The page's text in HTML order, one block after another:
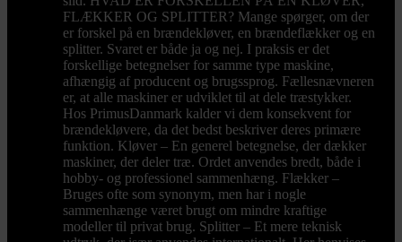
FLÆKKER OG SPLITTER? Mange spørger, om der
er forskel på en brændekløver, en brændeflækker og en
splitter. Svaret er både ja og nej. I praksis er det
forskellige betegnelser for samme type maskine,
afhængig af producent og brugssprog. Fællesnævneren
er, at alle maskiner er udviklet til at dele træstykker.
Hos PrimusDanmark kalder vi dem konsekvent for
brændekløvere, da det bedst beskriver deres primære
funktion. Kløver – En generel betegnelse, der dækker
maskiner, der deler træ. Ordet anvendes bredt, både i
hobby- og professionel sammenhæng. Flækker –
Bruges ofte som synonym, men har i nogle
sammenhænge været brugt om mindre kraftige
modeller til privat brug. Splitter – Et mere teknisk